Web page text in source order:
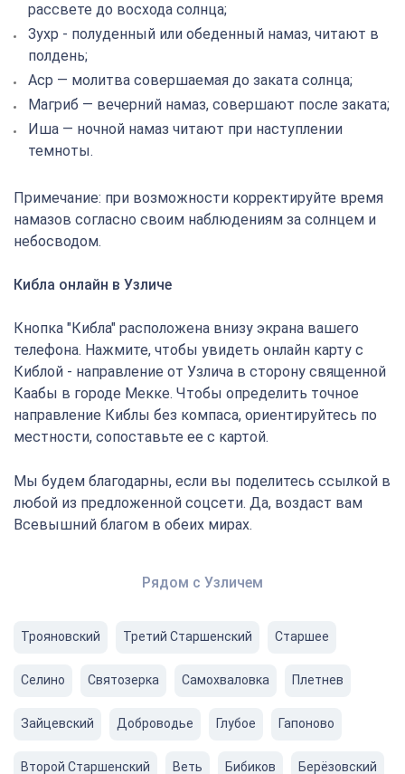
рассвете до восхода солнца;
Зухр - полуденный или обеденный намаз, читают в
полдень;
Аср — молитва совершаемая до заката солнца;
Магриб — вечерний намаз, совершают после заката;
Иша — ночной намаз читают при наступлении
темноты.
Примечание: при возможности корректируйте время
намазов согласно своим наблюдениям за солнцем и
небосводом.
Кибла онлайн в Узличе
Кнопка "Кибла" расположена внизу экрана вашего
телефона. Нажмите, чтобы увидеть онлайн карту с
Киблой - направление от Узлича в сторону священной
Каабы в городе Мекке. Чтобы определить точное
направление Киблы без компаса, ориентируйтесь по
местности, сопоставьте ее с картой.
Мы будем благодарны, если вы поделитесь ссылкой в
любой из предложенной соцсети. Да, воздаст вам
Всевышний благом в обеих мирах.
Рядом с Узличем
Трояновский Третий Старшенский Старшее
Селино Святозерка Самохваловка Плетнев
Зайцевский Доброводье Глубое Гапоново
Второй Старшенский Веть Бибиков Берёзовский